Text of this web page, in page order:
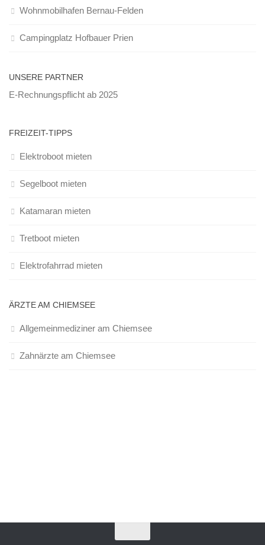
Wohnmobilhafen Bernau-Felden
Campingplatz Hofbauer Prien
UNSERE PARTNER
E-Rechnungspflicht ab 2025
FREIZEIT-TIPPS
Elektroboot mieten
Segelboot mieten
Katamaran mieten
Tretboot mieten
Elektrofahrrad mieten
ÄRZTE AM CHIEMSEE
Allgemeinmediziner am Chiemsee
Zahnärzte am Chiemsee